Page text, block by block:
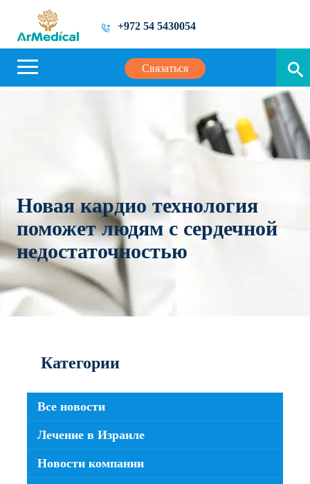
+972 54 5430054
Связаться
Новая кардио технология
поможет людям с сердечной
недостаточностью
Категории
Все новости
Лечение в Израиле
Новости компании